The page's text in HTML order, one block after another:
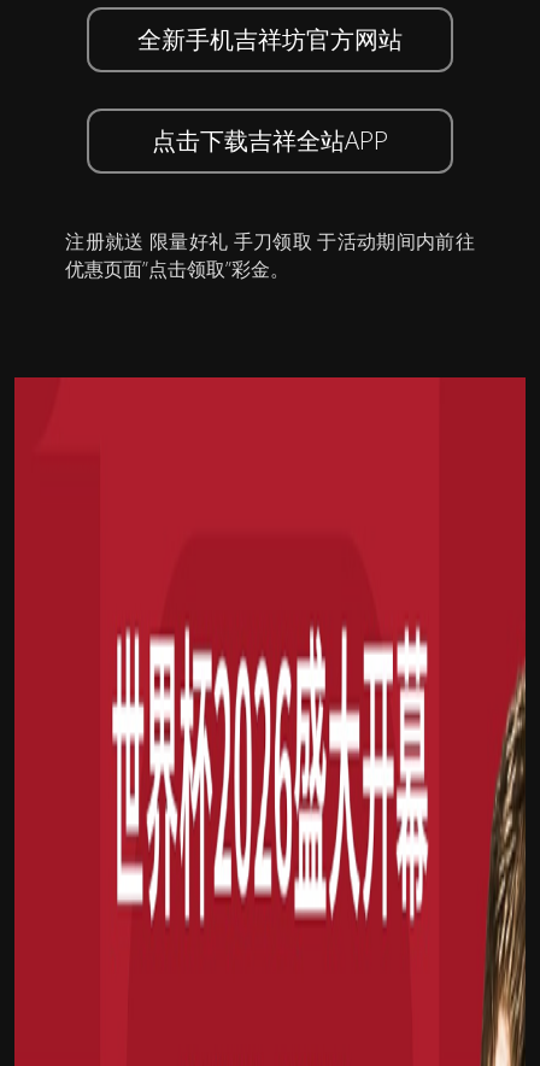
全新手机吉祥坊官方网站
点击下载吉祥全站APP
注册就送 限量好礼 手刀领取 于活动期间内前往
优惠页面”点击领取”彩金。